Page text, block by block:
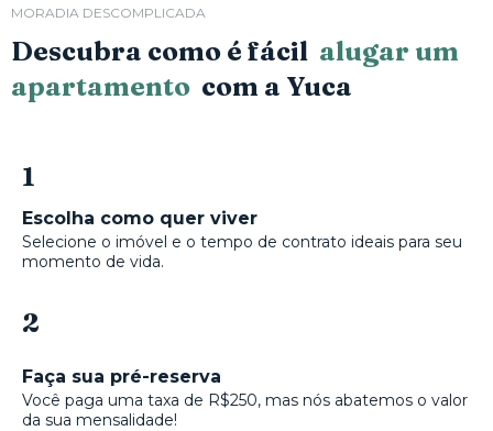
MORADIA DESCOMPLICADA
Descubra como é fácil alugar um
apartamento com a Yuca
1
Escolha como quer viver
Selecione o imóvel e o tempo de contrato ideais para seu
momento de vida.
2
Faça sua pré-reserva
Você paga uma taxa de R$250, mas nós abatemos o valor
da sua mensalidade!